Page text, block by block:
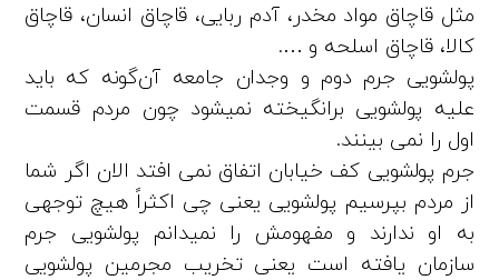
مثل قاچاق مواد مخدر، آدم ربایی، قاچاق انسان، قاچاق
کالا، قاچاق اسلحه و ….
پولشویی جرم دوم و وجدان جامعه آن‌گونه که باید
علیه پولشویی برانگیخته نمیشود چون مردم قسمت
اول را نمی بینند.
جرم پولشویی کف خیابان اتفاق نمی افتد الان اگر شما
از مردم بپرسیم پولشویی یعنی چی اکثراً هیچ توجهی
به او ندارند و مفهومش را نمیدانم پولشویی جرم
سازمان یافته است یعنی تخریب مجرمین پولشویی